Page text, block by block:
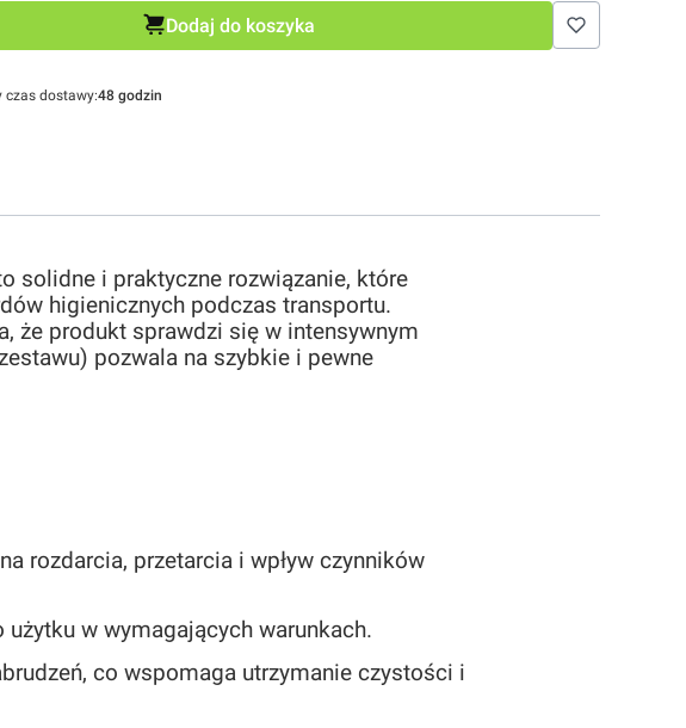
Dodaj do koszyka
czas dostawy:48 godzin
solidne i praktyczne rozwiązanie, które
higienicznych podczas transportu.
że produkt sprawdzi się w intensywnym
pozwala na szybkie i pewne
rozdarcia, przetarcia i wpływ czynników
w wymagających warunkach.
co wspomaga utrzymanie czystości i